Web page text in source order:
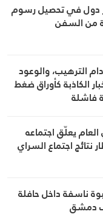
دول في تحصيل رسوم
من السفن
الترهيب، والوعود
الكاذبة كأوراق ضغط
فاشلة
العام يعلّق اجتماعه
نتائج اجتماع السراي
ناسفة داخل حافلة
دمشق